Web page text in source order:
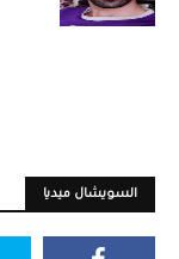
السويشال ميديا